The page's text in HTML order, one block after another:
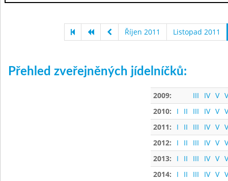
Říjen 2011 Listopad 2011
Přehled zveřejněných jídelníčků:
2009: III IV V
2010:
I II III IV V
2011:
I II III IV V
2012:
I II III IV V
2013:
I II III IV V
2014:
I II III IV V